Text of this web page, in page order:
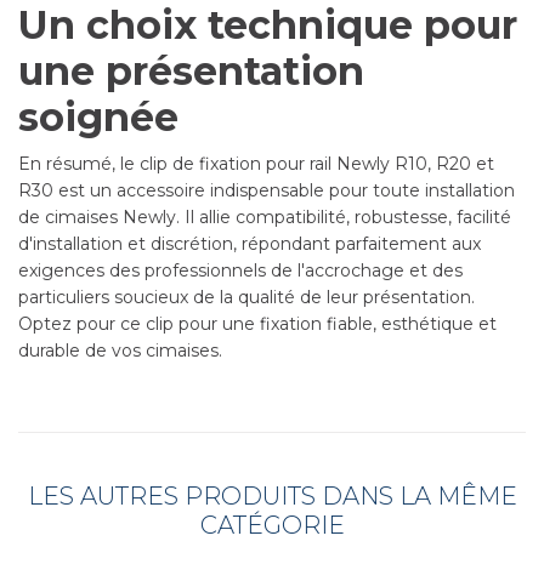
Un choix technique pour
une présentation
soignée
En résumé, le clip de fixation pour rail Newly R10, R20 et
R30 est un accessoire indispensable pour toute installation
de cimaises Newly. Il allie compatibilité, robustesse, facilité
d'installation et discrétion, répondant parfaitement aux
exigences des professionnels de l'accrochage et des
particuliers soucieux de la qualité de leur présentation.
Optez pour ce clip pour une fixation fiable, esthétique et
durable de vos cimaises.
LES AUTRES PRODUITS DANS LA MÊME
CATÉGORIE